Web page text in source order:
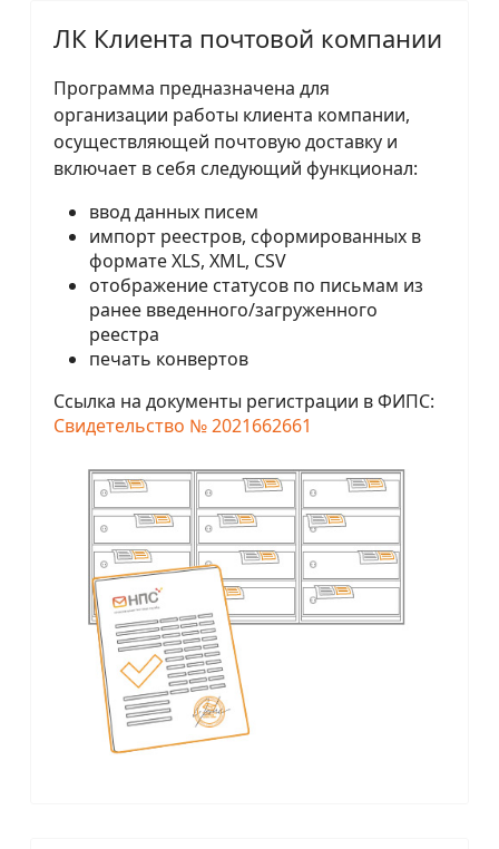
ЛК Клиента почтовой компании
Программа предназначена для
организации работы клиента компании,
осуществляющей почтовую доставку и
включает в себя следующий функционал:
ввод данных писем
импорт реестров, сформированных в
формате XLS, XML, CSV
отображение статусов по письмам из
ранее введенного/загруженного
реестра
печать конвертов
Ссылка на документы регистрации в ФИПС:
Свидетельство № 2021662661